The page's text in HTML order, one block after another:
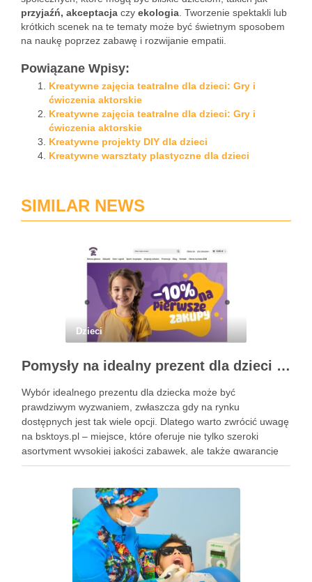
przyjaźń, akceptacja czy ekologia . Tworzenie spektakli lub
krótkich scenek na te tematy może być świetnym sposobem
na naukę poprzez zabawę i rozwijanie empatii.
Powiązane Wpisy:
Kreatywne zajęcia teatralne dla dzieci: Gry i
ćwiczenia aktorskie
Kreatywne zajęcia teatralne dla dzieci: Gry i
ćwiczenia aktorskie
Kreatywne projekty DIY dla dzieci
Kreatywne warsztaty plastyczne dla dzieci
SIMILAR NEWS
Dzieci
Pomysły na idealny prezent dla dzieci z BSKToys
Wybór idealnego prezentu dla dziecka może być
prawdziwym wyzwaniem, zwłaszcza gdy na rynku
dostępnych jest tak wiele opcji. Dlatego warto zwrócić uwagę
na bsktoys.pl – miejsce, które oferuje nie tylko szeroki
asortyment wysokiej jakości zabawek, ale także gwarancję
bezpieczeństwa i trwałości. Każdy rodzic pragnie, aby jego